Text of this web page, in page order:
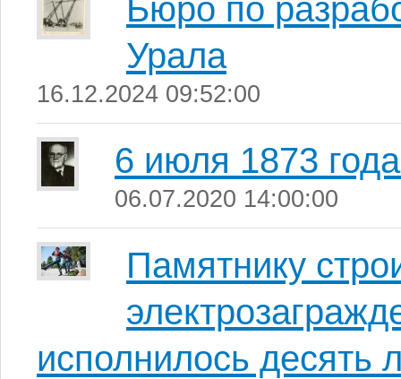
Бюро по
Урала
16.12.2024 09:52:00
6 июля 1873
06.07.2020 14:00:00
Памятнику
исполнилось десять